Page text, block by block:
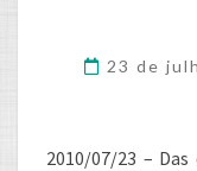
23 de
2010/07/23 –